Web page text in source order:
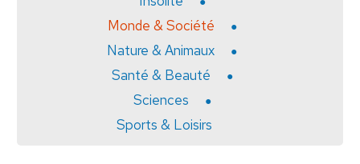
Monde & Société
Nature & Animaux
Santé & Beauté
Sciences
Sports & Loisirs